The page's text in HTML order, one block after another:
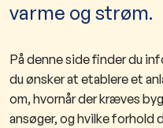
varme og strøm.
På denne side finder du
du ønsker at etablere et
om, hvornår der kræves
ansøger, og hvilke forhold